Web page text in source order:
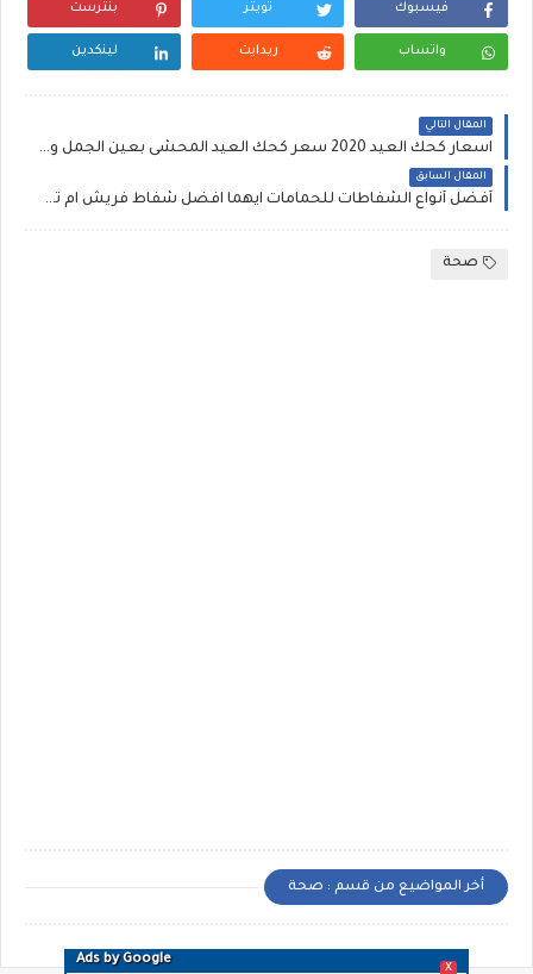
فيسبوك تويتر بنترست
واتساب ريدايت لينكدين
المقال التالي
اسعار كحك العيد 2020 سعر كحك العيد المحشى بعين الجمل والبسكويت السادة بالمكسرات بالسمن البلدي يدوب في البق
المقال السابق
أفضل أنواع الشفاطات للحمامات ايهما افضل شفاط فريش ام توشيبا اسعار الشفاطات في بي تك مراوح شفاط المطبخ ايكيا ikea شفاطات البوتاجاز
صحة
أخر المواضيع من قسم : صحة